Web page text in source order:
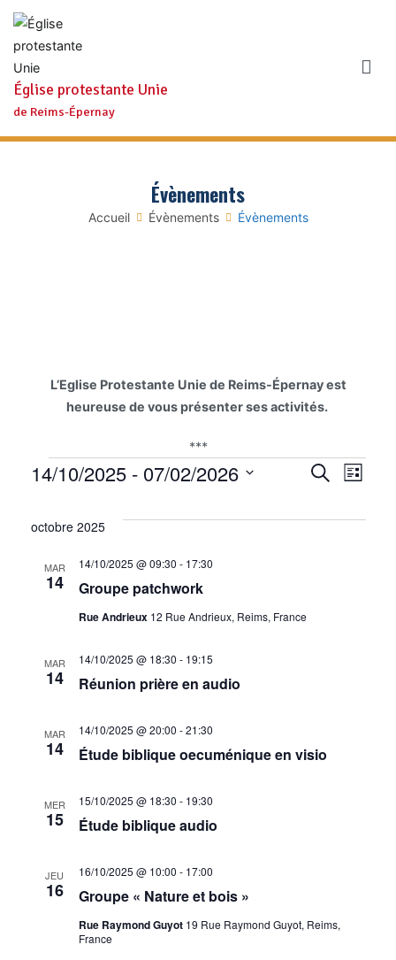
Aller
contenu
Église protestante Unie
de Reims-Épernay
Évènements
Accueil Évènements Évènements
L’Eglise Protestante Unie de Reims-Épernay est
heureuse de vous présenter ses activités.
***
Évènements
et
Recherche
de
Liste
14/10/2025 - 07/02/2026
une
octobre 2025
MAR
14 Groupe patchwork
14/10/2025 @ 09:30 - 17:30
Rue Andrieux 12 Rue Andrieux, Reims, France
MAR
14 Réunion prière en audio
14/10/2025 @ 18:30 - 19:15
MAR
14 Étude biblique oecuménique en visio
14/10/2025 @ 20:00 -21:30
MER
15 Étude biblique audio
15/10/2025 @ 18:30 - 19:30
JEU
16 Groupe « Nature et bois »
16/10/2025 @ 10:00 - 17:00
Rue Raymond Guyot 19 Rue Raymond Guyot, Reims,
France